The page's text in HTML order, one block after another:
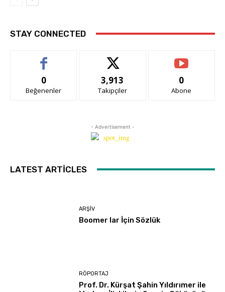
STAY CONNECTED
0
Beğenenler
3,913
Takipçiler
0
Abone
- Advertisement -
LATEST ARTICLES
ARŞIV
Boomer lar İçin Sözlük
RÖPORTAJ
Prof. Dr. Kürşat Şahin Yıldırımer ile